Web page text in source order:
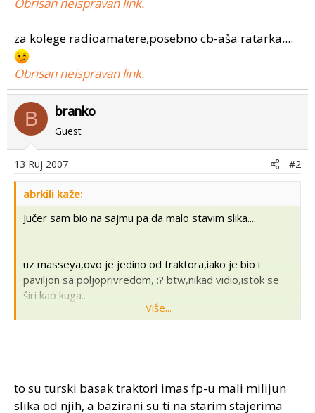
za kolege radioamatere,posebno cb-aša ratarka....
Obrisan neispravan link.
B branko
Guest
13 Ruj 2007 #2
abrkili kaže:
Jučer sam bio na sajmu pa da malo stavim slika....
uz masseya,ovo je jedino od traktora,iako je bio i
paviljon sa poljoprivredom, :? btw,nikad vidio,istok se
širi kao kuga..
Više...
to su turski basak traktori imas fp-u mali milijun
slika od njih, a bazirani su ti na starim stajerima